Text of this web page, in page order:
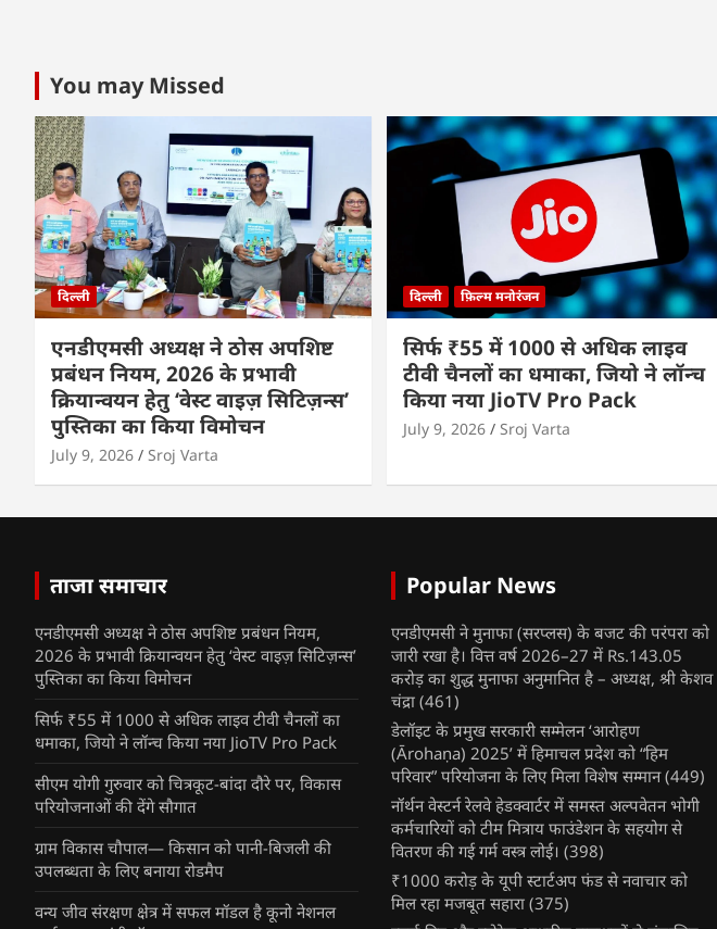
You may Missed
दिल्ली
एनडीएमसी अध्यक्ष ने ठोस अपशिष्ट
प्रबंधन नियम, 2026 के प्रभावी
क्रियान्वयन हेतु ‘वेस्ट वाइज़ सिटिज़न्स’
पुस्तिका का किया विमोचन
July 9, 2026 Sroj Varta
दिल्ली फ़िल्म मनोरंजन
सिर्फ ₹55 में 1000 से अधिक लाइव
टीवी चैनलों का धमाका, जियो ने लॉन्च
किया नया JioTV Pro Pack
July 9, 2026 Sroj Varta
ताजा समाचार
एनडीएमसी अध्यक्ष ने ठोस अपशिष्ट प्रबंधन नियम,
2026 के प्रभावी क्रियान्वयन हेतु ‘वेस्ट वाइज़ सिटिज़न्स’
पुस्तिका का किया विमोचन
सिर्फ ₹55 में 1000 से अधिक लाइव टीवी चैनलों का
धमाका, जियो ने लॉन्च किया नया JioTV Pro Pack
सीएम योगी गुरुवार को चित्रकूट-बांदा दौरे पर, विकास
परियोजनाओं की देंगे सौगात
ग्राम विकास चौपाल— किसान को पानी-बिजली की
उपलब्धता के लिए बनाया रोडमैप
वन्य जीव संरक्षण क्षेत्र में सफल मॉडल है कूनो नेशनल
Popular News
एनडीएमसी ने मुनाफा (सरप्लस) के बजट की परंपरा को
जारी रखा है। वित्त वर्ष 2026–27 में Rs.143.05
करोड़ का शुद्ध मुनाफा अनुमानित है – अध्यक्ष, श्री केशव
चंद्रा (461)
डेलॉइट के प्रमुख सरकारी सम्मेलन ‘आरोहण
(Ārohaṇa) 2025’ में हिमाचल प्रदेश को “हिम
परिवार” परियोजना के लिए मिला विशेष सम्मान (449)
नॉर्थन वेस्टर्न रेलवे हेडक्वार्टर में समस्त अल्पवेतन भोगी
कर्मचारियों को टीम मित्राय फाउंडेशन के सहयोग से
वितरण की गई गर्म वस्त्र लोई। (398)
₹1000 करोड़ के यूपी स्टार्टअप फंड से नवाचार को
मिल रहा मजबूत सहारा (375)